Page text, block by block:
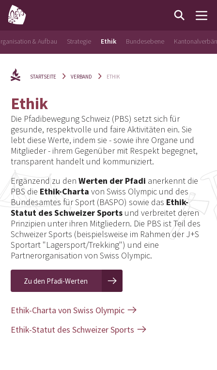
& Aufbau Strategie Ethik Bundesebene
STARTSEITE VERBAND ETHIK
Ethik
Die Pfadibewegung Schweiz (PBS) setzt sich für
gesunde, respektvolle und faire Aktivitäten ein. Sie
lebt diese Werte, indem sie - sowie ihre Organe und
Mitglieder - ihrem Gegenüber mit Respekt begegnet,
transparent handelt und kommuniziert.
Ergänzend zu denWerten der Pfadi anerkennt die
PBS die Ethik-Chartavon Swiss Olympic und des
Bundesamtes für Sport (BASPO) sowie das Ethik-
Statut des Schweizer Sports und verbreitet deren
Prinzipien unter ihren Mitgliedern. Die PBS ist Teil des
Schweizer Sports (beispielsweise im Rahmen der J+S
Sportart "Lagersport/Trekking") und eine
Partnerorganisation von Swiss Olympic.
Zu den Pfadi-Werten
Ethik-Charta von Swiss Olympic
Ethik-Statut des Schweizer Sports